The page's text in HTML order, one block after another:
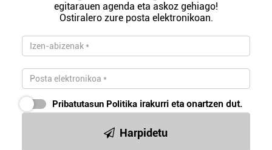
egitarauen agenda eta askoz gehiago!
Ostiralero zure posta elektronikoan.
Pribatutasun Politika irakurri eta onartzen dut.
Harpidetu